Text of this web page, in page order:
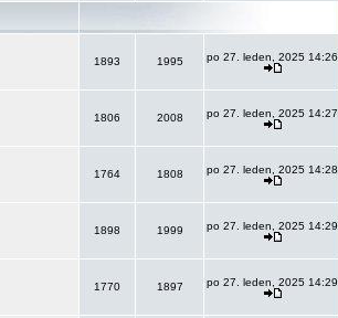
1893 1995 po 27. leden, 2025 14:26
1806 2008 po 27. leden, 2025 14:27
1764 1808 po 27. leden, 2025 14:28
1898 1999 po 27. leden, 2025 14:29
1770 1897 po 27. leden, 2025 14:29